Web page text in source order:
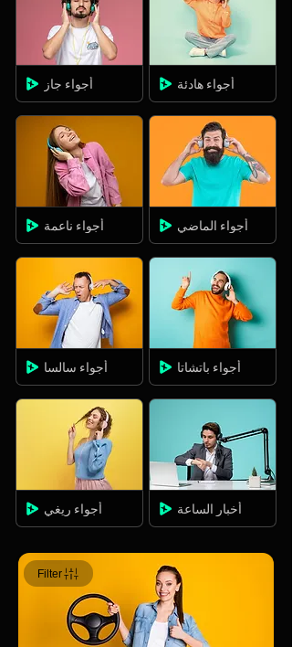
أجواء جاز
أجواء ناعمة
أجواء سالسا
أجواء ريغي
أجواء هادئة
أجواء الماضي
أجواء باتشاتا
أخبار الساعة
Filter